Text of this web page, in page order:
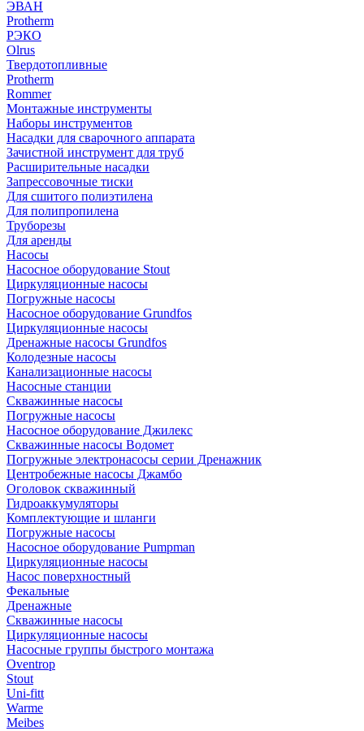
ЭВАН
Protherm
РЭКО
Olrus
Твердотопливные
Protherm
Rommer
Монтажные инструменты
Наборы инструментов
Насадки для сварочного аппарата
Зачистной инструмент для труб
Расширительные насадки
Запрессовочные тиски
Для сшитого полиэтилена
Для полипропилена
Труборезы
Для аренды
Насосы
Насосное оборудование Stout
Циркуляционные насосы
Погружные насосы
Насосное оборудование Grundfos
Циркуляционные насосы
Дренажные насосы Grundfos
Колодезные насосы
Канализационные насосы
Насосные станции
Скважинные насосы
Погружные насосы
Насосное оборудование Джилекс
Скважинные насосы Водомет
Погружные электронасосы серии Дренажник
Центробежные насосы Джамбо
Оголовок скважинный
Гидроаккумуляторы
Комплектующие и шланги
Погружные насосы
Насосное оборудование Pumpman
Циркуляционные насосы
Насос поверхностный
Фекальные
Дренажные
Скважинные насосы
Циркуляционные насосы
Насосные группы быстрого монтажа
Oventrop
Stout
Uni-fitt
Warme
Meibes